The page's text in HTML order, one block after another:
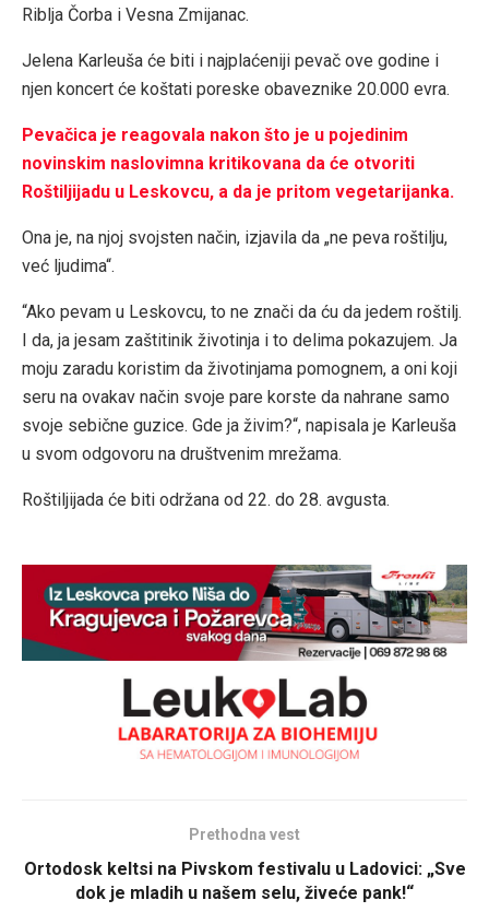
Riblja Čorba i Vesna Zmijanac.
Jelena Karleuša će biti i najplaćeniji pevač ove godine i
njen koncert će koštati poreske obaveznike 20.000 evra.
Pevačica je reagovala nakon što je u pojedinim
novinskim naslovimna kritikovana da će otvoriti
Roštiljijadu u Leskovcu, a da je pritom vegetarijanka.
Ona je, na njoj svojsten način, izjavila da „ne peva roštilju,
već ljudima“.
“Ako pevam u Leskovcu, to ne znači da ću da jedem roštilj.
I da, ja jesam zaštitinik životinja i to delima pokazujem. Ja
moju zaradu koristim da životinjama pomognem, a oni koji
seru na ovakav način svoje pare korste da nahrane samo
svoje sebične guzice. Gde ja živim?“, napisala je Karleuša
u svom odgovoru na društvenim mrežama.
Roštiljijada će biti održana od 22. do 28. avgusta.
Prethodna vest
Ortodosk keltsi na Pivskom festivalu u Ladovici: „Sve
dok je mladih u našem selu, živeće pank!“